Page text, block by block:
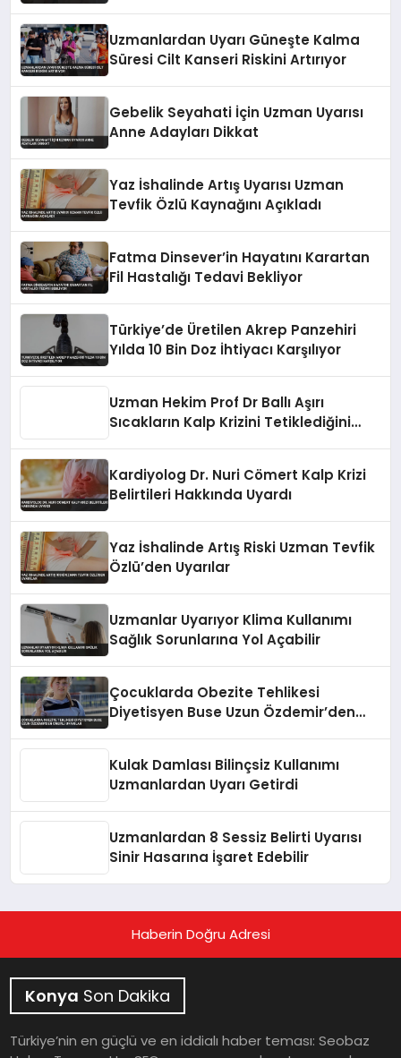
Uzmanlardan Uyarı Güneşte Kalma
Süresi Cilt Kanseri Riskini Artırıyor
Gebelik Seyahati İçin Uzman Uyarısı
Anne Adayları Dikkat
Yaz İshalinde Artış Uyarısı Uzman
Tevfik Özlü Kaynağını Açıkladı
Fatma Dinsever’in Hayatını Karartan
Fil Hastalığı Tedavi Bekliyor
Türkiye’de Üretilen Akrep Panzehiri
Yılda 10 Bin Doz İhtiyacı Karşılıyor
Uzman Hekim Prof Dr Ballı Aşırı
Sıcakların Kalp Krizini Tetiklediğini
Kardiyolog Dr. Nuri Cömert Kalp Krizi
Belirtileri Hakkında Uyardı
Yaz İshalinde Artış Riski Uzman Tevfik
Özlü’den Uyarılar
Uzmanlar Uyarıyor Klima Kullanımı
Sağlık Sorunlarına Yol Açabilir
Çocuklarda Obezite Tehlikesi
Diyetisyen Buse Uzun Özdemir’den
Kulak Damlası Bilinçsiz Kullanımı
Uzmanlardan Uyarı Getirdi
Uzmanlardan 8 Sessiz Belirti Uyarısı
Sinir Hasarına İşaret Edebilir
Haberin Doğru Adresi
Konya Son Dakika
Türkiye’nin en güçlü ve en iddialı haber teması: Seobaz